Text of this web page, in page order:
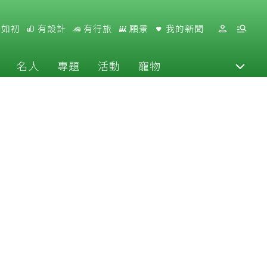
初 有設計 有行旅 願景 我的新聞
名人 專題 活動 寵物